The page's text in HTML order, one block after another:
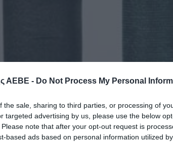
ΑΕΒΕ - Do Not Process My Personal
the sale, sharing to third parties, or processing of
targeted advertising by us, please use the below
note that after your opt-out request is
based ads based on personal information utilized